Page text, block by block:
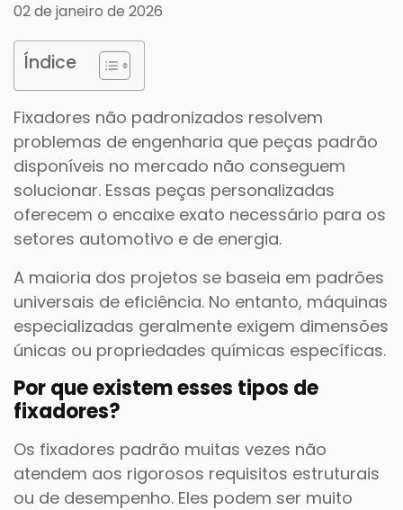
02 de janeiro de 2026
Índice
Fixadores não padronizados resolvem
problemas de engenharia que peças padrão
disponíveis no mercado não conseguem
solucionar. Essas peças personalizadas
oferecem o encaixe exato necessário para os
setores automotivo e de energia.
A maioria dos projetos se baseia em padrões
universais de eficiência. No entanto, máquinas
especializadas geralmente exigem dimensões
únicas ou propriedades químicas específicas.
Por que existem esses tipos de
fixadores?
Os fixadores padrão muitas vezes não
atendem aos rigorosos requisitos estruturais
ou de desempenho. Eles podem ser muito